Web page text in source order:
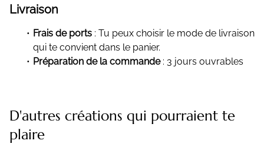
Livraison
Frais de ports : Tu peux choisir le mode de livraison
qui te convient dans le panier.
Préparation de la commande: 3 jours ouvrables
D'autres créations qui pourraient te
plaire